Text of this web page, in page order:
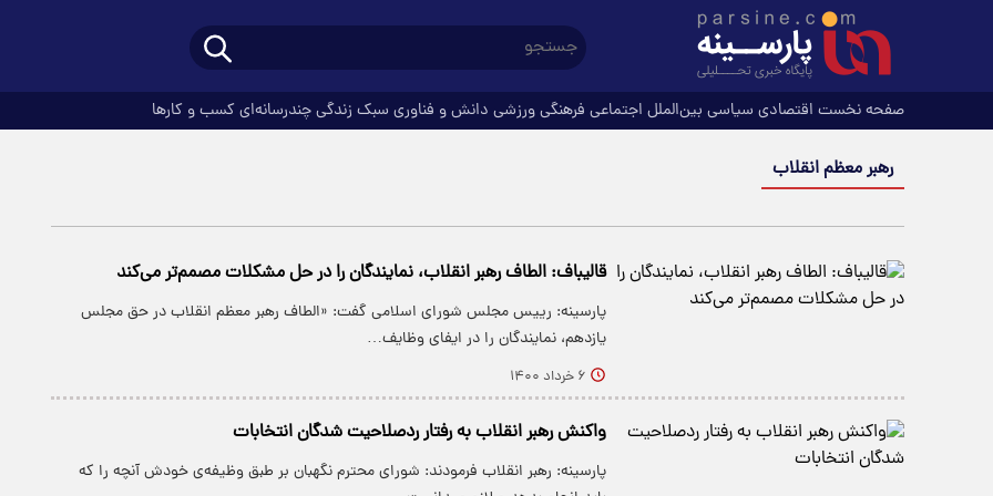
صفحه نخست اقتصادی سیاسی بین‌الملل اجتماعی فرهنگیورزشی دانش و فناوری سبک زندگیچندرسانه‌ای کسب و کارها
رهبر معظم انقلاب
قالیباف: الطاف رهبر انقلاب، نمایندگان را در حل مشکلات مصمم‌تر می‌کند
پارسینه: رییس مجلس شورای اسلامی گفت: «الطاف رهبر معظم انقلاب در حق ⁧‫مجلس‬⁩
یازدهم، نمایندگان را در ایفای وظایف…
۶ خرداد ۱۴۰۰
واکنش رهبر انقلاب به رفتار ردصلاحیت شدگان انتخابات
پارسینه: رهبر انقلاب فرمودند: شورای محترم نگهبان بر طبق وظیفه‌ی خودش آنچه را که